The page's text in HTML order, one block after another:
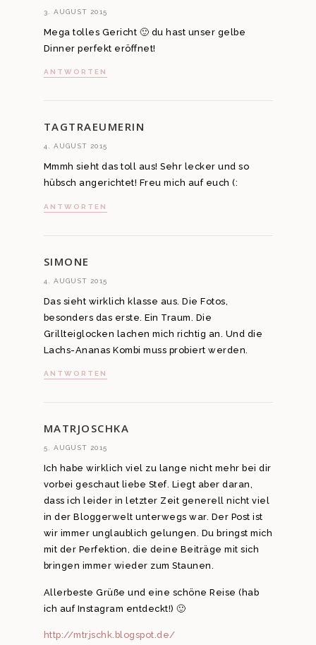
3. AUGUST 2015
Mega tolles Gericht 🙂 du hast unser gelbe
Dinner perfekt eröffnet!
ANTWORTEN
TAGTRAEUMERIN
4. AUGUST 2015
Mmmh sieht das toll aus! Sehr lecker und so
hübsch angerichtet! Freu mich auf euch (:
ANTWORTEN
SIMONE
4. AUGUST 2015
Das sieht wirklich klasse aus. Die Fotos,
besonders das erste. Ein Traum. Die
Grillteiglocken lachen mich richtig an. Und die
Lachs-Ananas Kombi muss probiert werden.
ANTWORTEN
MATRJOSCHKA
5. AUGUST 2015
Ich habe wirklich viel zu lange nicht mehr bei dir
vorbei geschaut liebe Stef. Liegt aber daran,
dass ich leider in letzter Zeit generell nicht viel
in der Bloggerwelt unterwegs war. Der Post ist
wir immer unglaublich gelungen. Du bringst mich
mit der Perfektion, die deine Beiträge mit sich
bringen immer wieder zum Staunen.
Allerbeste Grüße und eine schöne Reise (hab
ich auf Instagram entdeckt!) 🙂
http://mtrjschk.blogspot.de/